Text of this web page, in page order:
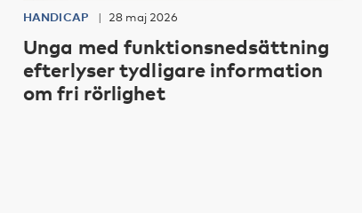
HANDICAP 28 maj 2026
Unga med funktionsnedsättning
efterlyser tydligare information
om fri rörlighet